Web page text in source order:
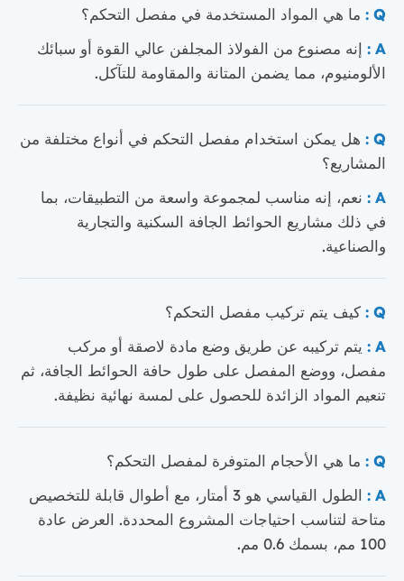
Q : ما هي المواد المستخدمة في مفصل التحكم؟
A :
إنه مصنوع من الفولاذ المجلفن عالي القوة أو سبائك
الألومنيوم، مما يضمن المتانة والمقاومة للتآكل.
Q :
هل يمكن استخدام مفصل التحكم في أنواع مختلفة من
المشاريع؟
A :
نعم، إنه مناسب لمجموعة واسعة من التطبيقات، بما
في ذلك مشاريع الحوائط الجافة السكنية والتجارية
والصناعية.
Q : كيف يتم تركيب مفصل التحكم؟
A :
يتم تركيبه عن طريق وضع مادة لاصقة أو مركب
مفصل، ووضع المفصل على طول حافة الحوائط الجافة، ثم
تنعيم المواد الزائدة للحصول على لمسة نهائية نظيفة.
Q : ما هي الأحجام المتوفرة لمفصل التحكم؟
A :
الطول القياسي هو 3 أمتار، مع أطوال قابلة للتخصيص
متاحة لتناسب احتياجات المشروع المحددة. العرض عادة
100 مم، بسمك 0.6 مم.